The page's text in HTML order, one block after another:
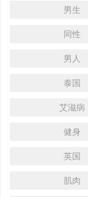
男生
同性
男人
泰国
艾滋病
健身
英国
肌肉